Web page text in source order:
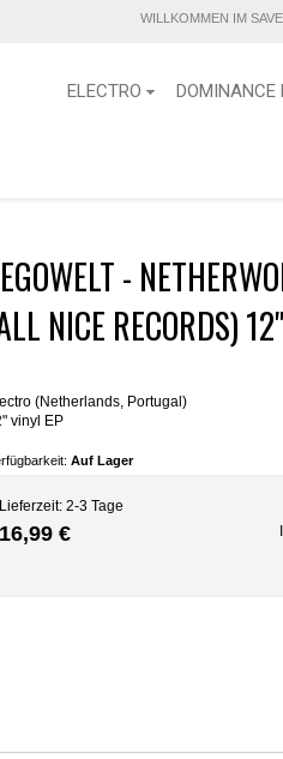
WILLKOMMEN IM
ELECTRO DOMINANCE
-
NICE RECORDS) 12''
(Netherlands, Portugal)
vinyl EP
Auf Lager
Lieferzeit: 2-3 Tage
16,99 €